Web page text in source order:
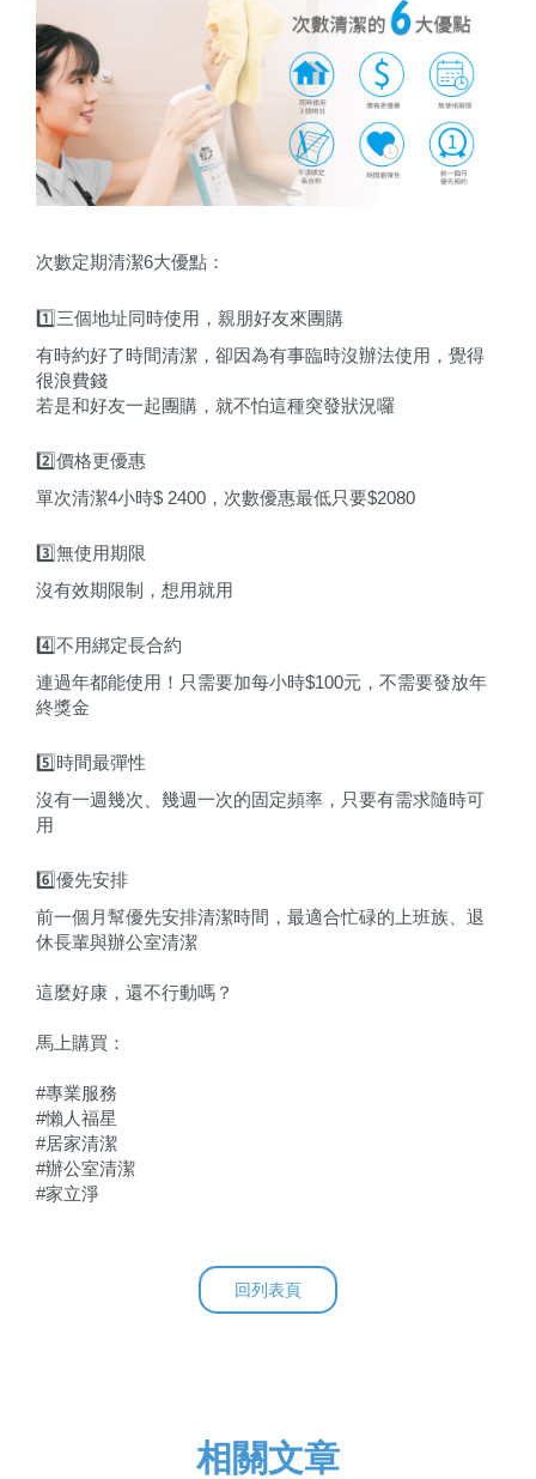
次數定期清潔6大優點：
1️⃣三個地址同時使用，親朋好友來團購
有時約好了時間清潔，卻因為有事臨時沒辦法使用，覺得
很浪費錢
若是和好友一起團購，就不怕這種突發狀況囉
2️⃣價格更優惠
單次清潔4小時$ 2400，次數優惠最低只要$2080
3️⃣無使用期限
沒有效期限制，想用就用
4️⃣不用綁定長合約
連過年都能使用！只需要加每小時$100元，不需要發放年
終獎金
5️⃣時間最彈性
沒有一週幾次、幾週一次的固定頻率，只要有需求隨時可
用
6️⃣優先安排
前一個月幫優先安排清潔時間，最適合忙碌的上班族、退
休長輩與辦公室清潔
這麼好康，還不行動嗎？
馬上購買：
#專業服務
#懶人福星
#居家清潔
#辦公室清潔
#家立淨
回列表頁
相關文章